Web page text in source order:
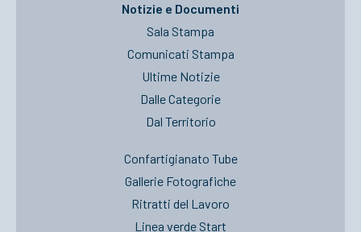
Notizie e Documenti
Sala Stampa
Comunicati Stampa
Ultime Notizie
Dalle Categorie
Dal Territorio
Confartigianato Tube
Gallerie Fotografiche
Ritratti del Lavoro
Linea verde Start